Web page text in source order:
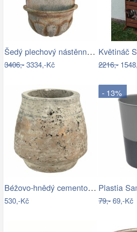
Šedý plechový nástěnný květináč ve…
3406,-3334,-Kč 2216,-
Béžovo-hnědý cementový květináč s…
530,-Kč
- 13%
79,-69,-Kč